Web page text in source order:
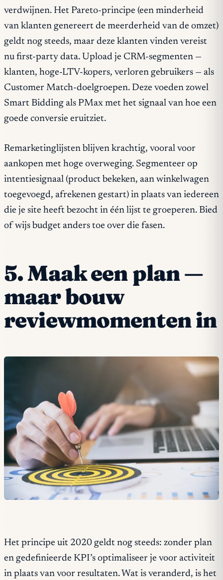
verdwijnen. Het Pareto-principe (een minderheid
van klanten genereert de meerderheid van de omzet)
geldt nog steeds, maar deze klanten vinden vereist
nu first-party data. Upload je CRM-segmenten —
klanten, hoge-LTV-kopers, verloren gebruikers — als
Customer Match-doelgroepen. Deze voeden zowel
Smart Bidding als PMax met het signaal van hoe een
goede conversie eruitziet.
Remarketinglijsten blijven krachtig, vooral voor
aankopen met hoge overweging. Segmenteer op
intentiesignaal (product bekeken, aan winkelwagen
toegevoegd, afrekenen gestart) in plaats van iedereen
die je site heeft bezocht in één lijst te groeperen. Bied
of wijs budget anders toe over die fasen.
5. Maak een plan —
maar bouw
reviewmomenten in
Het principe uit 2020 geldt nog steeds: zonder plan
en gedefinieerde KPI’s optimaliseer je voor activiteit
in plaats van voor resultaten. Wat is veranderd, is het